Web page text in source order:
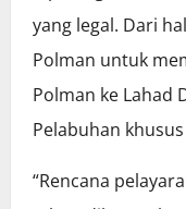
yang legal. Dari
Polman untuk
Polman ke Lahad
Pelabuhan
“Rencana